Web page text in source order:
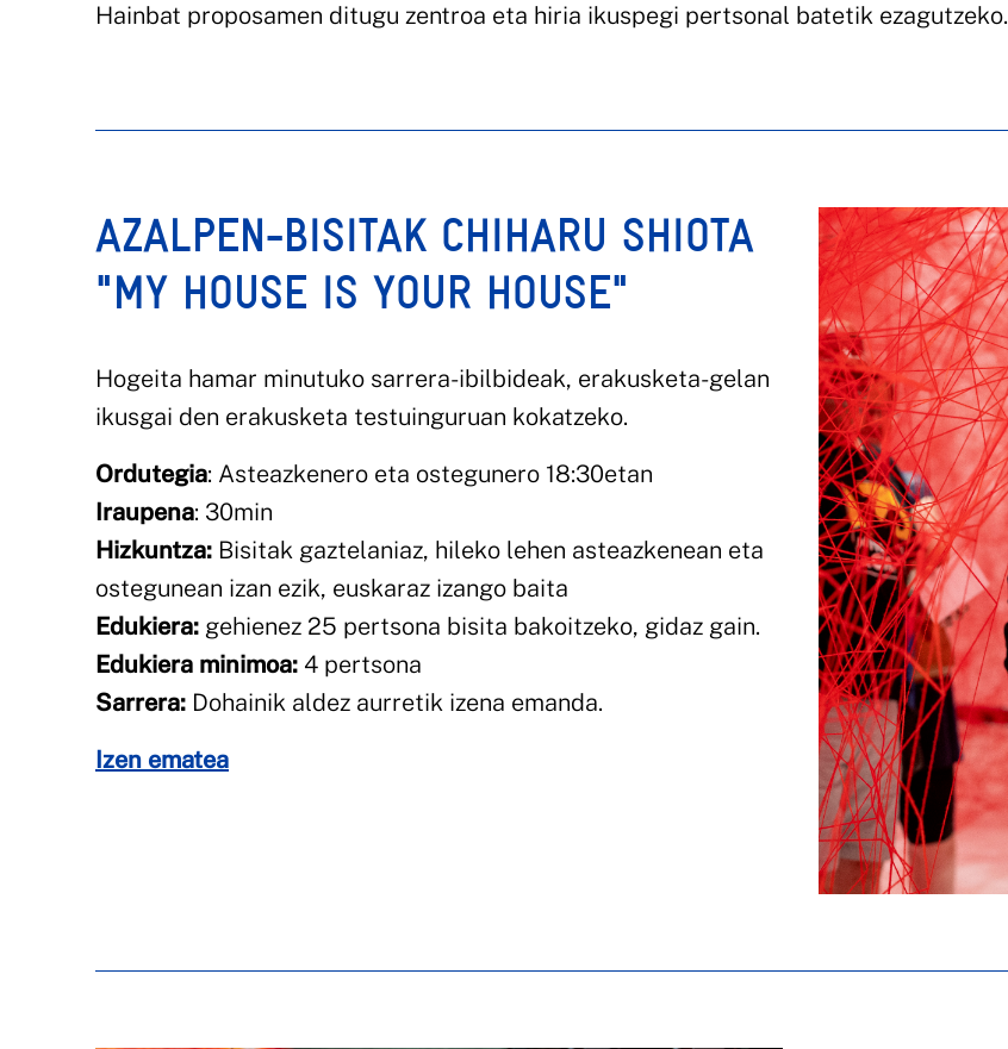
Hainbat proposamen ditugu zentroa eta hiria ikuspegi pertsonal batetik ezagutzeko.
AZALPEN-BISITAK CHIHARU SHIOTA
"MY HOUSE IS YOUR HOUSE"
Hogeita hamar minutuko sarrera-ibilbideak, erakusketa-gelan
ikusgai den erakusketa testuinguruan kokatzeko.
Ordutegia: Asteazkenero eta ostegunero 18:30etan
Iraupena: 30min
Hizkuntza: Bisitak gaztelaniaz, hileko lehen asteazkenean eta
ostegunean izan ezik, euskaraz izango baita
Edukiera: gehienez 25 pertsona bisita bakoitzeko, gidaz gain.
Edukiera minimoa: 4 pertsona
Sarrera: Dohainik aldez aurretik izena emanda.
Izen ematea